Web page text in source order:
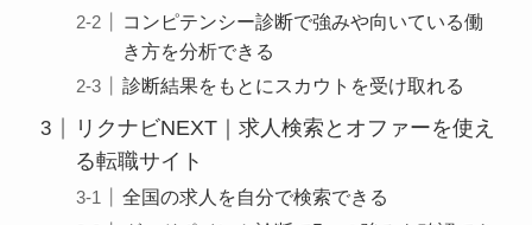
コンピテンシー診断で強みや向いている働
き方を分析できる
診断結果をもとにスカウトを受け取れる
リクナビNEXT｜求人検索とオファーを使え
る転職サイト
全国の求人を自分で検索できる